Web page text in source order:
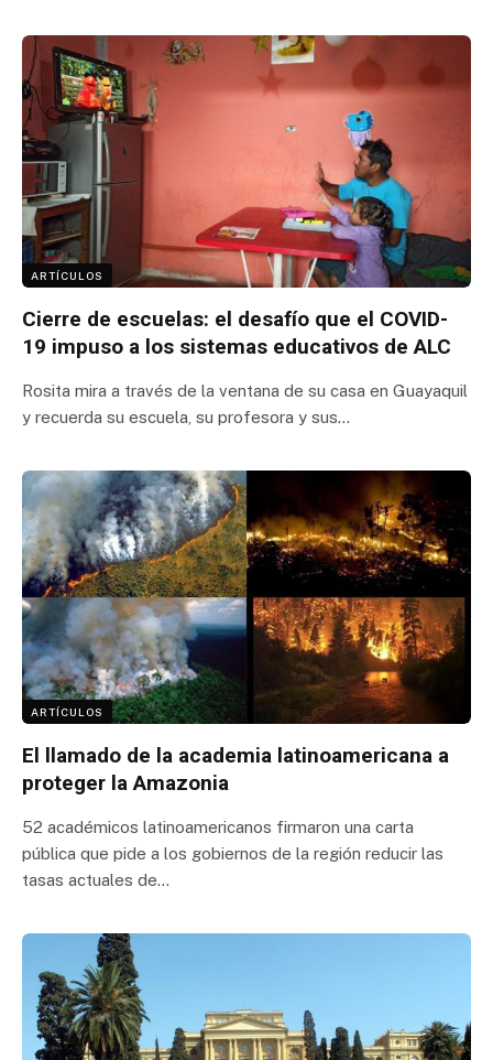
ARTÍCULOS
Cierre de escuelas: el desafío que el COVID-
19 impuso a los sistemas educativos de ALC
Rosita mira a través de la ventana de su casa en Guayaquil
y recuerda su escuela, su profesora y sus…
ARTÍCULOS
El llamado de la academia latinoamericana a
proteger la Amazonia
52 académicos latinoamericanos firmaron una carta
pública que pide a los gobiernos de la región reducir las
tasas actuales de…